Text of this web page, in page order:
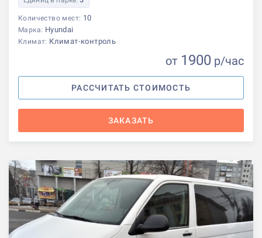
Количество мест: 10
Марка: Hyundai
Климат: Климат-контроль
от 1900 р/час
РАССЧИТАТЬ СТОИМОСТЬ
ЗАКАЗАТЬ